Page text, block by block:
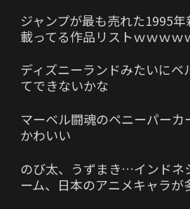
ジャンプが最も売れた1995
載ってる作品リストｗｗｗｗ
ディズニーランドみたいにベ
てできないかな
マーベル闘魂のペニーパーカ
かわいい
のび太、うずまき…インドネ
ーム、日本のアニメキャラが